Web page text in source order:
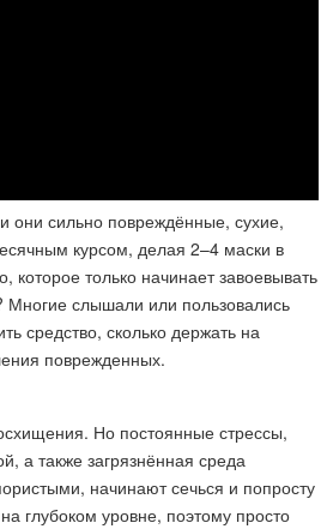
они сильно повреждённые, сухие,
курсом, делая 2–4 маски в
только начинает завоевывать
Многие слышали или пользовались
средство, сколько держать на
поврежденных.
Но постоянные стрессы,
а также загрязнённая среда
начинают сечься и попросту
глубоком уровне, поэтому просто